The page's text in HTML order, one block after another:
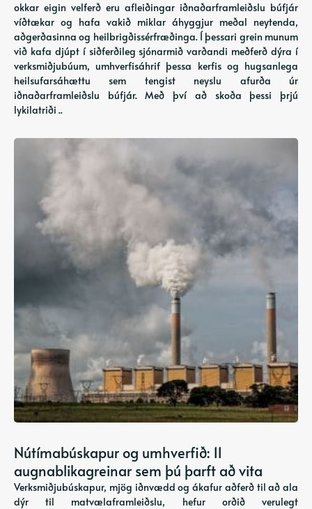
okkar eigin velferð eru afleiðingar iðnaðarframleiðslu búfjár
víðtækar og hafa vakið miklar áhyggjur meðal neytenda,
aðgerðasinna og heilbrigðissérfræðinga. Í þessari grein munum
við kafa djúpt í siðferðileg sjónarmið varðandi meðferð dýra í
verksmiðjubúum, umhverfisáhrif þessa kerfis og hugsanlega
heilsufarsáhættu sem tengist neyslu afurða úr
iðnaðarframleiðslu búfjár. Með því að skoða þessi þrjú
lykilatriði ..
Nútímabúskapur og umhverfið: 11
augnablikagreinar sem þú þarft að vita
Verksmiðjubúskapur, mjög iðnvædd og ákafur aðferð til að ala
dýr til matvælaframleiðslu, hefur orðið verulegt